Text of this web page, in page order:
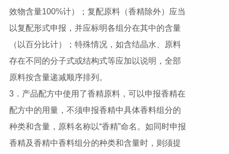
效物含量100%计）；复配原料（香精除外）应当
以复配形式申报，并应标明各组分在其中的含量
（以百分比计）；特殊情况，如含结晶水、原料
存在不同的分子式或结构式等应加以说明，全部
原料按含量递减顺序排列。
3．产品配方中使用了香精原料，可以申报香精在
配方中的用量，不须申报香精中具体香料组分的
种类和含量，原料名称以“香精”命名。如同时申报
香精及香精中香料组分的种类和含量时，则须提